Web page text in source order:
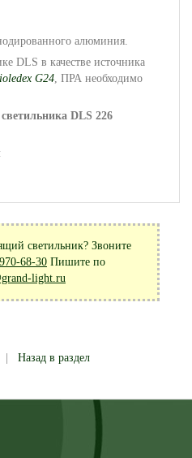
алюминия.
DLS в качестве источника
G24, ПРА необходимо
светильника DLS 226
светильник? Звоните
68-30 Пишите по
light.ru
Назад в раздел